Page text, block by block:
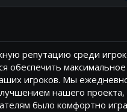
репутацию среди
обеспечить максимальное
игроков. Мы
нашего
было комфортно